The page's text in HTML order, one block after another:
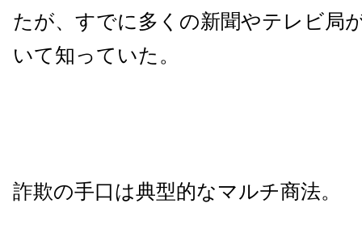
たが、すでに多くの新聞やテレビ局
いて知っていた。
詐欺の手口は典型的なマルチ商法。